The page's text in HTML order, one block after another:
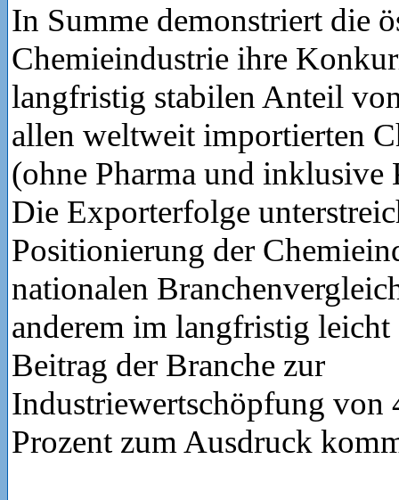
In Summe demonstriert die
Chemieindustrie ihre
langfristig stabilen Anteil
allen weltweit importierten
(ohne Pharma und inklusive
Die Exporterfolge
Positionierung der
nationalen
anderem im langfristig leicht
Beitrag der Branche zur
Industriewertschöpfung von
Prozent zum Ausdruck